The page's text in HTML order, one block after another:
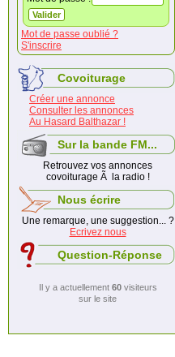
Mot de passe oublié ?
S'inscrire
Covoiturage
Créer une annonce
Consulter les annonces
Au Hasard Balthazar !
Sur la bande FM...
Retrouvez vos annonces
covoiturage Ã la radio !
Nous écrire
Une remarque, une suggestion... ?
Ecrivez nous
Question-Réponse
Il y a actuellement 60visiteurs
sur le site